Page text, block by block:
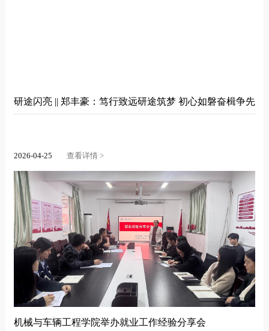
研途闪亮 || 郑丰豪：笃行致远研途筑梦 初心如磐奋楫争先
2026-04-25 查看详情 >
机械与车辆工程学院举办就业工作经验分享会